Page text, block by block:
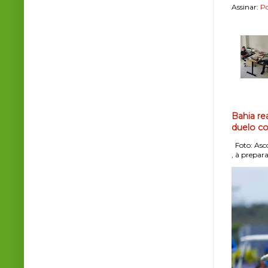
Assinar:
Bahia
duelo
Foto:
, à